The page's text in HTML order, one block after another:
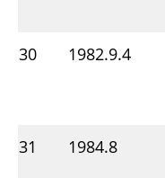
30
1982.9.4
31
1984.8